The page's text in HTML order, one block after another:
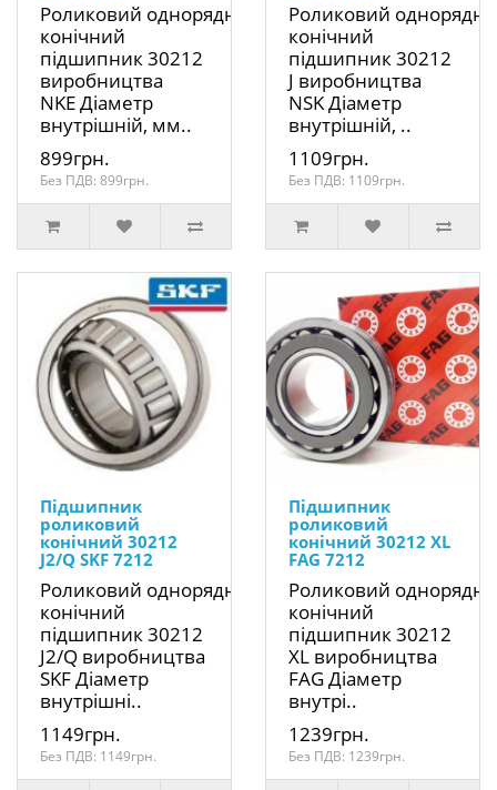
Роликовий однорядний
конічний
підшипник 30212
виробництва
NKE Діаметр
внутрішній, мм..
899грн.
Без ПДВ: 899грн.
Роликовий
конічний
підшипник 30212
J виробництва
NSK Діаметр
внутрішній, ..
1109грн.
Без ПДВ: 1109грн.
Підшипник
роликовий
конічний 30212
J2/Q SKF 7212
Роликовий однорядний
конічний
підшипник 30212
J2/Q виробництва
SKF Діаметр
внутрішні..
1149грн.
Без ПДВ: 1149грн.
Підшипник
роликовий
конічний 30212 XL
FAG 7212
Роликовий
конічний
підшипник 30212
XL виробництва
FAG Діаметр
внутрі..
1239грн.
Без ПДВ: 1239грн.